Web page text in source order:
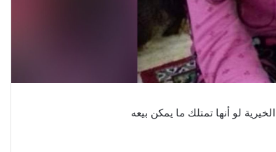
لو أنها تمتلك ما يمكن بيعه